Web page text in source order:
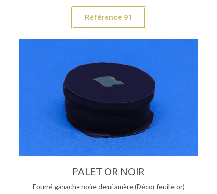
Référence 91
PALET OR NOIR
Fourré ganache noire demi amère (Décor feuille or)